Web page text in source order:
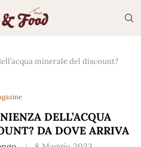
minerale del discount?
DELL’ACQUA
DA DOVE ARRIVA